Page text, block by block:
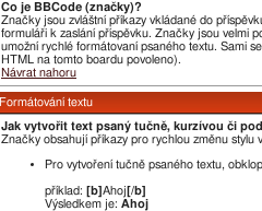
Co je BBCode (značky)?
Značky jsou zvláštní příkazy vkládané do
formuláři k zaslání příspěvku. Značky jsou velmi
umožní rychlé formátovaní psaného textu. Sami
HTML na tomto boardu povoleno).
Návrat nahoru
Formátování textu
Jak vytvořit text psaný tučně, kurzívou či
Značky obsahují příkazy pro rychlou změnu stylu
Pro vytvoření tučně psaného textu,
příklad: [b]Ahoj [/b]
Výsledkem je: Ahoj